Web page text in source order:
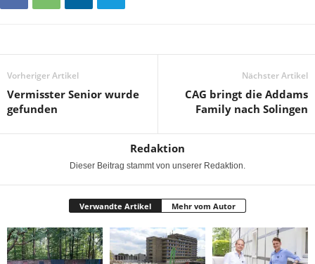
Vorheriger Artikel
Vermisster Senior wurde
gefunden
Nächster Artikel
CAG bringt die Addams
Family nach Solingen
Redaktion
Dieser Beitrag stammt von unserer Redaktion.
Verwandte Artikel Mehr vom Autor